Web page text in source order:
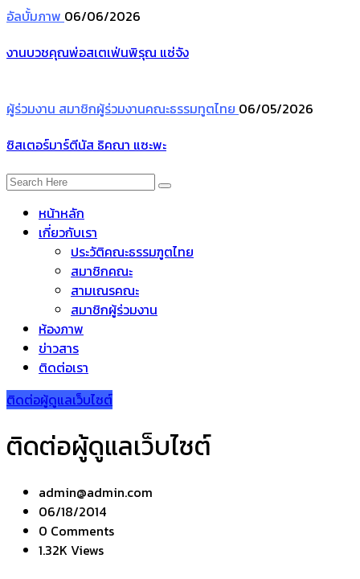
อัลบั้มภาพ 06/06/2026
งานบวชคุณพ่อสเตเฟ่นพิรุณ แซ่จัง
ผู้ร่วมงาน สมาชิกผู้ร่วมงานคณะธรรมทูตไทย 06/05/2026
ซิสเตอร์มาร์ตีนัส ธิคณา แซะพะ
หน้าหลัก
เกี่ยวกับเรา
ประวัติคณะธรรมฑูตไทย
สมาชิกคณะ
สามเณรคณะ
สมาชิกผู้ร่วมงาน
ห้องภาพ
ข่าวสาร
ติดต่อเรา
ติดต่อผู้ดูแลเว็บไซต์
ติดต่อผู้ดูแลเว็บไซต์
admin@admin.com
06/18/2014
0 Comments
1.32K Views